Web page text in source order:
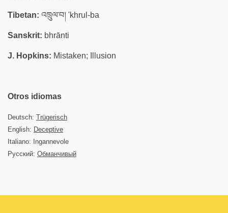
Tibetan: འཁྲུལ་བ། 'khrul-ba
Sanskrit: bhrānti
J. Hopkins: Mistaken; Illusion
Otros idiomas
Deutsch: Trügerisch
English: Deceptive
Italiano: Ingannevole
Русский: Обманчивый